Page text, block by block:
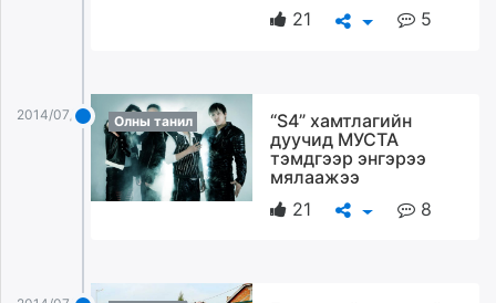
21
5
2014/07/21 Олны танил
“S4” хамтлагийн
дуучид МУСТА
тэмдгээр энгэрээ
мялаажээ
21
8